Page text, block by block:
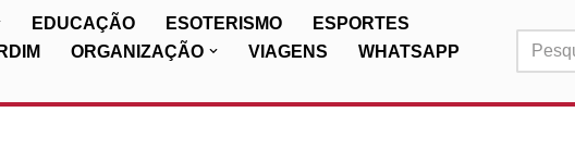
EDUCAÇÃO ESOTERISMO
ESPORTES
ORGANIZAÇÃO VIAGENS
WHATSAPP